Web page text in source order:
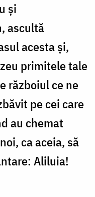
și
ascultă
acesta și,
primitele tale
războiul ce ne
pe cei care
au chemat
ca aceia, să
Aliluia!